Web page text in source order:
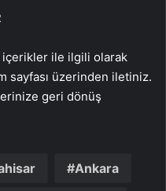
içerikler ile ilgili olarak
sayfası üzerinden iletiniz.
geri dönüş
Ankara